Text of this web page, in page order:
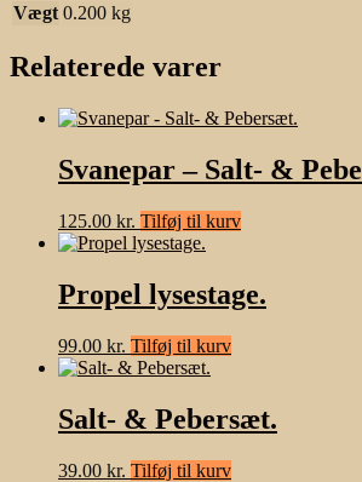
Vægt 0.200 kg
Relaterede varer
Svanepar – Salt- &
125.00 kr. Tilføj til kurv
Propel lysestage.
99.00 kr. Tilføj til kurv
Salt- & Pebersæt.
39.00 kr. Tilføj til kurv